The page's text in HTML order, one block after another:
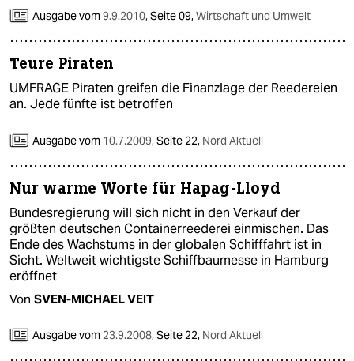
Ausgabe vom9.9.2010,Seite 09,Wirtschaft und Umwelt
Teure Piraten
UMFRAGE Piraten greifen die Finanzlage der Reedereien
an. Jede fünfte ist betroffen
Ausgabe vom 10.7.2009,Seite 22, Nord Aktuell
Nur warme Worte für Hapag-Lloyd
Bundesregierung will sich nicht in den Verkauf der
größten deutschen Containerreederei einmischen. Das
Ende des Wachstums in der globalen Schifffahrt ist in
Sicht. Weltweit wichtigste Schiffbaumesse in Hamburg
eröffnet
Von SVEN-MICHAEL VEIT
Ausgabe vom 23.9.2008,Seite 22, Nord Aktuell